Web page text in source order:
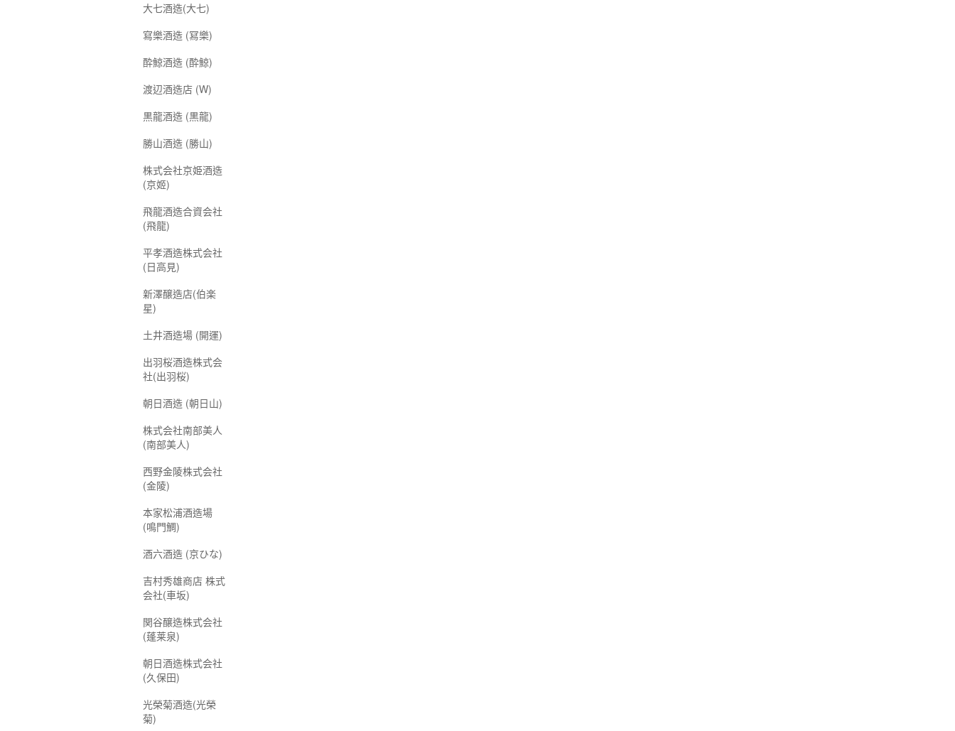
大七酒造(大七)
寫樂酒造 (冩樂)
酔鯨酒造 (酔鯨)
渡辺酒造店 (W)
黒龍酒造 (黒龍)
勝山酒造 (勝山)
株式会社京姫酒造
(京姬)
飛龍酒造合資会社
(飛龍)
平孝酒造株式会社
(日高見)
新澤醸造店(伯楽
星)
土井酒造場 (開運)
出羽桜酒造株式会
社(出羽桜)
朝日酒造 (朝日山)
株式会社南部美人
(南部美人)
西野金陵株式会社
(金陵)
本家松浦酒造場
(鳴門鯛)
酒六酒造 (京ひな)
吉村秀雄商店 株式
会社(車坂)
関谷醸造株式会社
(蓬莱泉)
朝日酒造株式会社
(久保田)
光榮菊酒造(光榮
菊)